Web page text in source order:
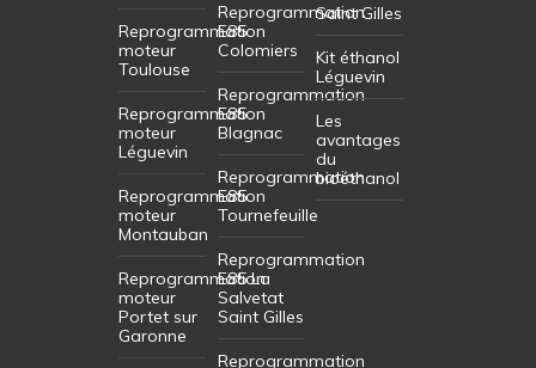
Reprogrammation
moteur
Toulouse
Reprogrammation
moteur
Léguevin
Reprogrammation
moteur
Montauban
Reprogrammation
moteur
Portet sur
Garonne
Reprogrammation
E85
Colomiers
Reprogrammation
E85
Blagnac
Reprogrammation
E85
Tournefeuille
Reprogrammation
E85 La
Salvetat
Saint Gilles
Reprogrammation
Saint Gilles
Kit éthanol
Léguevin
Les
avantages
du
bioéthanol